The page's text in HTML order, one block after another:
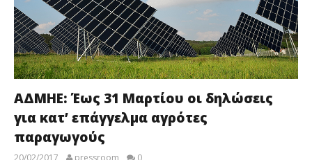
ΑΔΜΗΕ: Έως 31 Μαρτίου οι δηλώσεις
για κατ’ επάγγελμα αγρότες
παραγωγούς
20/02/2017 pressroom 0